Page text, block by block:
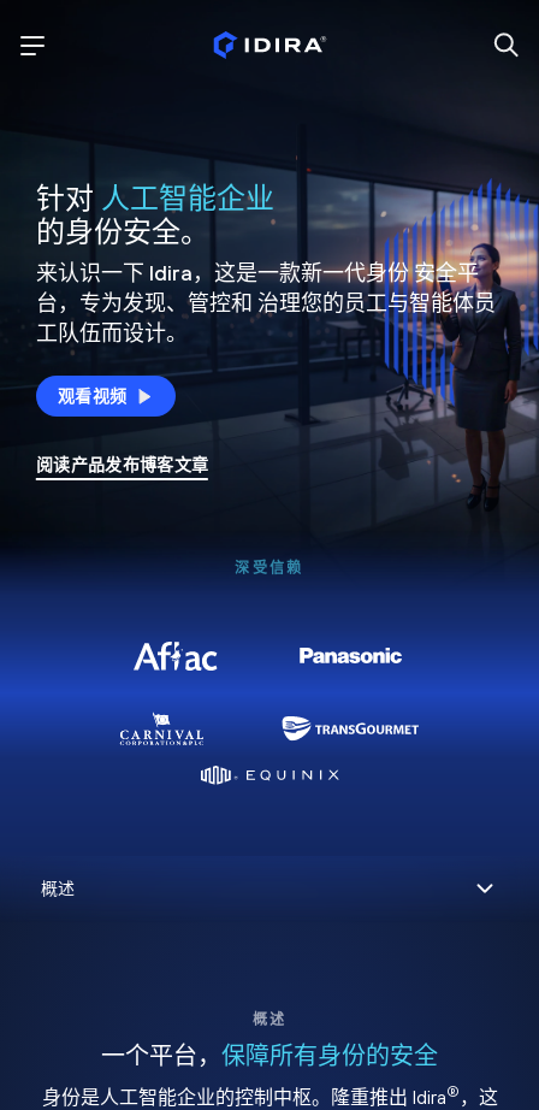
针对 人工智能企业
的身份安全。
来认识一下 Idira，这是一款新一代身份安全平
台，专为发现、管控和 治理您的员工与智能体员
工队伍而设计。
观看视频
阅读产品发布博客文章
深受信赖
概述
一个平台， 保障所有身份的安全
身份是人工智能企业的控制中枢。隆重推出 Idira® ，这